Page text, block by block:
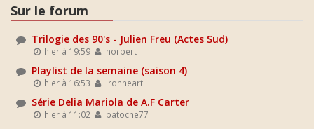
Sur le forum
Trilogie des 90's - Julien Freu (Actes Sud)
hier à 19:59 norbert
Playlist de la semaine (saison 4)
hier à 16:53 Ironheart
Série Delia Mariola de A.F Carter
hier à 11:02 patoche77